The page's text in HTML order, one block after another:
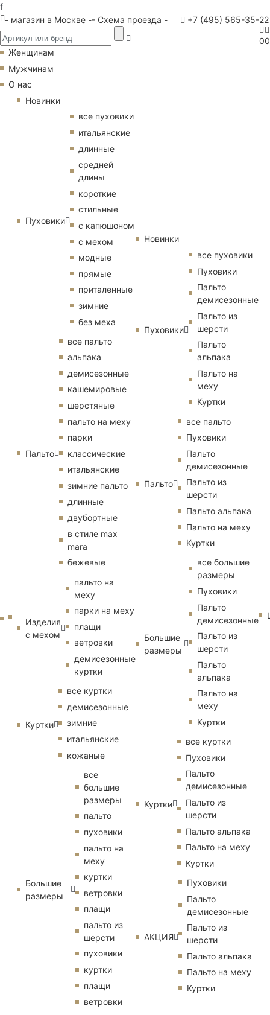
f
- магазин в Москве -- Схема проезда - +7 (495) 565-35-22
00
Женщинам
Мужчинам
О нас
Новинки
Пуховики
все пуховики
итальянские
длинные
средней
длины
короткие
стильные
с капюшоном
с мехом
модные
прямые
приталенные
зимние
без меха
Пальто
все пальто
альпака
демисезонные
кашемировые
шерстяные
пальто на меху
парки
классические
итальянские
зимние пальто
длинные
двубортные
в стиле max
mara
бежевые
Изделия
с мехом
пальто на
меху
парки на меху
плащи
ветровки
демисезонные
куртки
Куртки
все куртки
демисезонные
зимние
итальянские
кожаные
Большие
размеры
все
большие
размеры
пальто
пуховики
пальто на
меху
куртки
ветровки
плащи
пальто из
шерсти
пуховики
куртки
плащи
ветровки
Новинки
Пуховики
все пуховики
Пуховики
Пальто
демисезонные
Пальто из
шерсти
Пальто
альпака
Пальто на
меху
Куртки
Пальто
все пальто
Пуховики
Пальто
демисезонные
Пальто из
шерсти
Пальто альпака
Пальто на меху
Куртки
Большие
размеры
все большие
размеры
Пуховики
Пальто
демисезонные
Пальто из
шерсти
Пальто
альпака
Пальто на
меху
Куртки
Куртки
все куртки
Пуховики
Пальто
демисезонные
Пальто из
шерсти
Пальто альпака
Пальто на меху
Куртки
АКЦИЯ
Пуховики
Пальто
демисезонные
Пальто из
шерсти
Пальто альпака
Пальто на меху
Куртки